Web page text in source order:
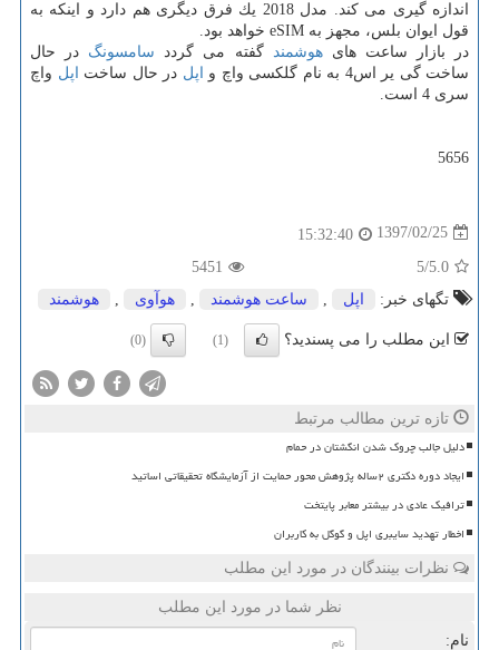
اندازه گیری می كند. مدل 2018 یك فرق دیگری هم دارد و اینكه به
قول ایوان بلس، مجهز به eSIM خواهد بود.
در بازار ساعت هایهوشمند گفته می گردد سامسونگ در حال
ساخت گی یر اس4 به نام گلكسی واچ و
اپل در حال ساخت اپل واچ
سری 4 است.
5656
1397/02/25
15:32:40
5.0
/5
5451
تگهای خبر:
اپل ساعت هوشمند هوآوی هوشمند
این مطلب را می پسندید؟ (1)
(0)
تازه ترین مطالب مرتبط
دلیل جالب چروک شدن انگشتان در حمام
ایجاد دوره دکتری ۲ساله پژوهش محور حمایت از آزمایشگاه تحقیقاتی اساتید
ترافیک عادی در بیشتر معابر پایتخت
اخطار تهدید سایبری اپل و گوگل به کاربران
نظرات بینندگان در مورد این مطلب
نظر شما در مورد این مطلب
نام: